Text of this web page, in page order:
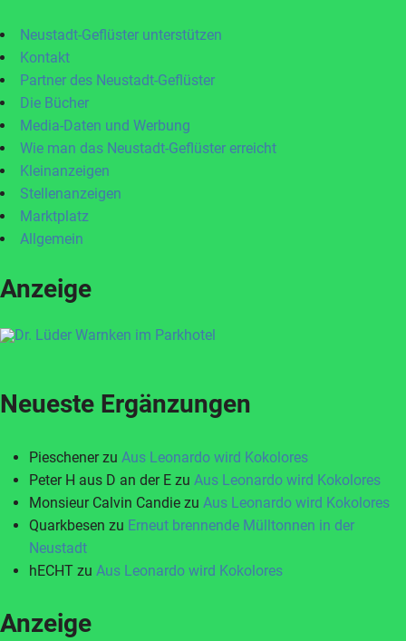
Neustadt-Geflüster unterstützen
Kontakt
Partner des Neustadt-Geflüster
Die Bücher
Media-Daten und Werbung
Wie man das Neustadt-Geflüster erreicht
Kleinanzeigen
Stellenanzeigen
Marktplatz
Allgemein
Anzeige
Neueste Ergänzungen
Pieschenerzu Aus Leonardo wird Kokolores
Peter H aus D an der E zu Aus Leonardo wird Kokolores
Monsieur Calvin Candie zu Aus Leonardo wird Kokolores
Quarkbesen zu Erneut brennende Mülltonnen in der
Neustadt
hECHT zu Aus Leonardo wird Kokolores
Anzeige